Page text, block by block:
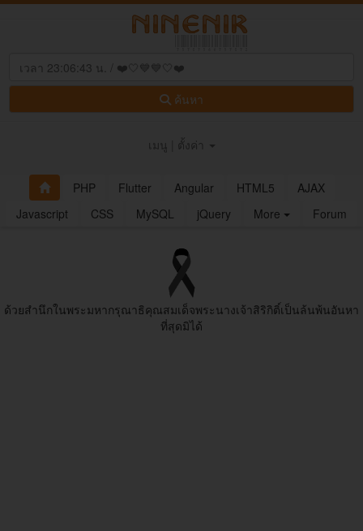
ค้นหา
เมนู | ตั้งค่า
PHP Flutter Angular HTML5
AJAX
Javascript
CSS MySQL jQuery More Forum
ด้วยสํานึกในพระมหากรุณาธิคุณสมเด็จพระนางเจ้าสิริกิติ์เป็นล้นพ้นอันหา
ที่สุดมิได้